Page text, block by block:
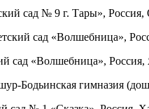
сад № 9 г. Тары», Россия,
сад «Волшебница»,
«Волшебница», Россия,
Бодьинская гимназия